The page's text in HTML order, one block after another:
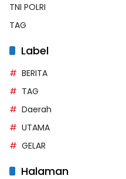
TNI POLRI
TAG
Label
BERITA
TAG
Daerah
UTAMA
GELAR
Halaman